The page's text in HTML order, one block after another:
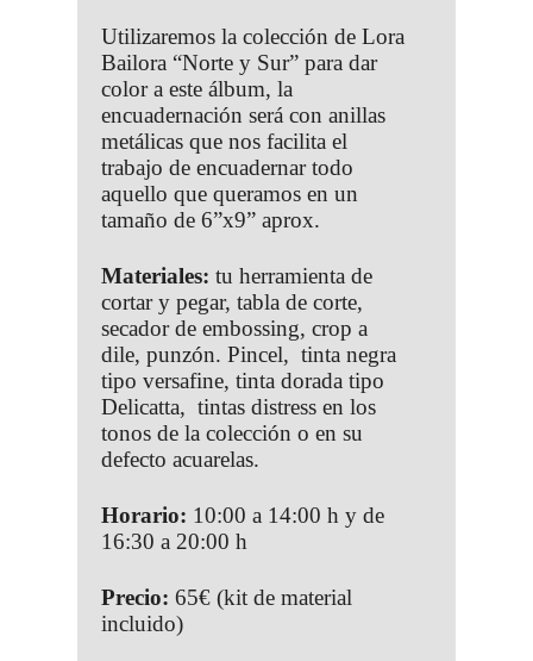
Utilizaremos la colección de Lora
Bailora “Norte y Sur” para dar
color a este álbum, la
encuadernación será con anillas
metálicas que nos facilita el
trabajo de encuadernar todo
aquello que queramos en un
tamaño de 6”x9” aprox.
Materiales: tu herramienta de
cortar y pegar, tabla de corte,
secador de embossing, crop a
dile, punzón. Pincel, tinta negra
tipo versafine, tinta dorada tipo
Delicatta, tintas distress en los
tonos de la colección o en su
defecto acuarelas.
Horario: 10:00 a 14:00 h y de
16:30 a 20:00 h
Precio: 65€ (kit de material
incluido)